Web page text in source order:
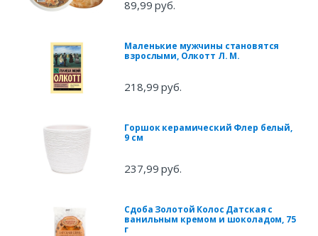
89,99 руб.
Маленькие мужчины становятся
взрослыми, Олкотт Л. М.
218,99 руб.
Горшок керамический Флер белый,
9 см
237,99 руб.
Сдоба Золотой Колос Датская с
ванильным кремом и шоколадом, 75
г